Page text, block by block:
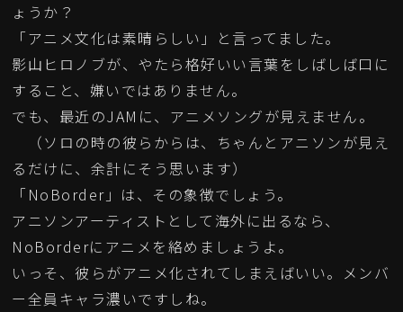
ょうか？
「アニメ文化は素晴らしい」と言ってました。
影山ヒロノブが、やたら格好いい言葉をしばしば口に
すること、嫌いではありません。
でも、最近のJAMに、アニメソングが見えません。
（ソロの時の彼らからは、ちゃんとアニソンが見え
るだけに、余計にそう思います）
「NoBorder」は、その象徴でしょう。
アニソンアーティストとして海外に出るなら、
NoBorderにアニメを絡めましょうよ。
いっそ、彼らがアニメ化されてしまえばいい。メンバ
ー全員キャラ濃いですしね。